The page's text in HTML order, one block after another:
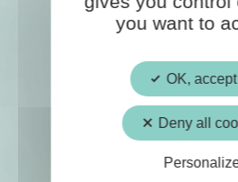
you want to
OK, accept
Deny all